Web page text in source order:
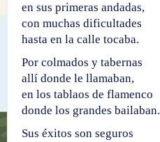
en sus primeras andadas,
con muchas dificultades
hasta en la calle tocaba.
Por colmados y tabernas
allí donde le llamaban,
en los tablaos de flamenco
donde los grandes bailaban.
Sus éxitos son seguros